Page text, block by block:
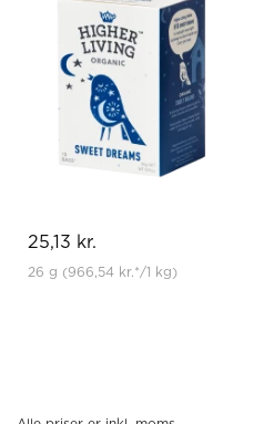
25,13 kr.
26 g (966,54 kr.*/1 kg)